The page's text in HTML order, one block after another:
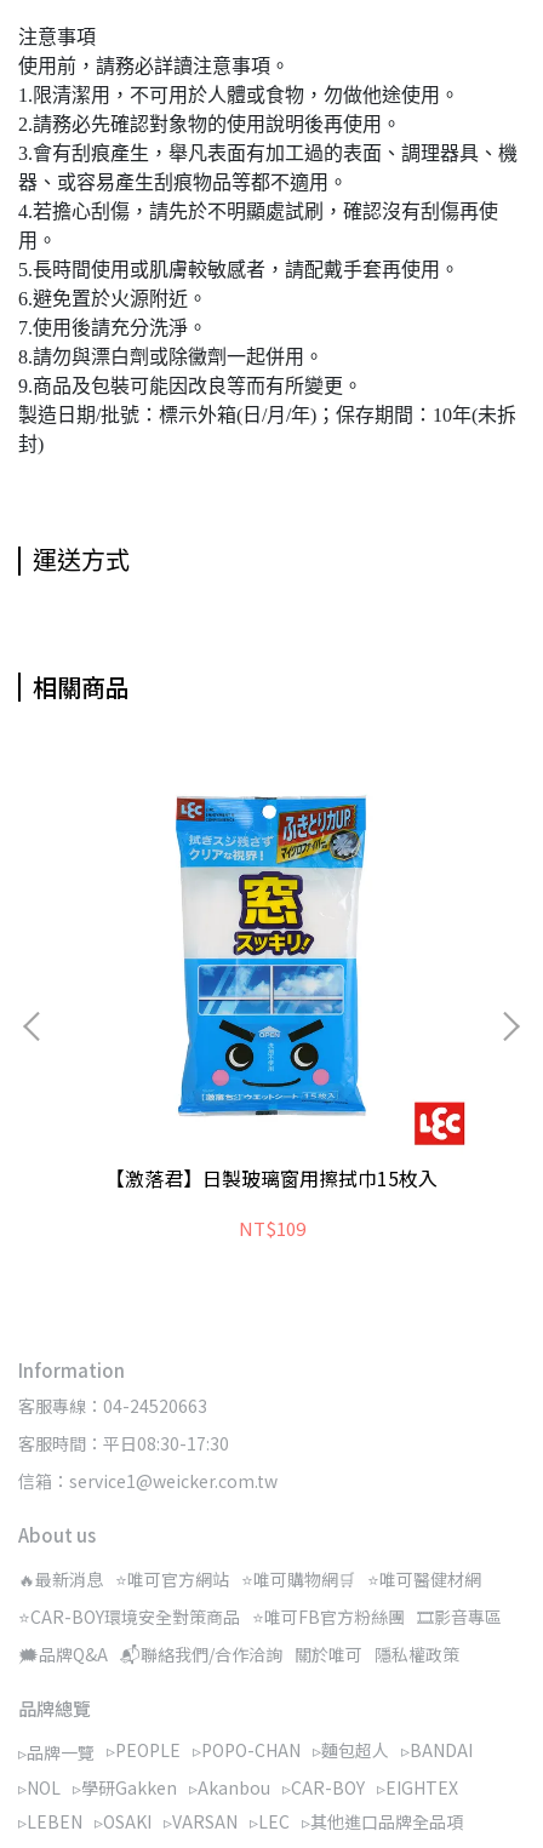
注意事項
使用前，請務必詳讀注意事項。
1.限清潔用，不可用於人體或食物，勿做他途使用。
2.請務必先確認對象物的使用說明後再使用。
3.會有刮痕產生，舉凡表面有加工過的表面、調理器具、機
器、或容易產生刮痕物品等都不適用。
4.若擔心刮傷，請先於不明顯處試刷，確認沒有刮傷再使
用。
5.長時間使用或肌膚較敏感者，請配戴手套再使用。
6.避免置於火源附近。
7.使用後請充分洗淨。
8.請勿與漂白劑或除黴劑一起併用。
9.商品及包裝可能因改良等而有所變更。
製造日期/批號：標示外箱(日/月/年)；保存期間：10年(未拆
封)
運送方式
相關商品
【激落君】日製玻璃窗用擦拭巾15枚入
NT$109
Information
客服專線：04-24520663
客服時間：平日08:30-17:30
信箱：service1@weicker.com.tw
About us
🔥最新消息 ⭐唯可官方網站 ⭐唯可購物網🛒 ⭐唯可醫健材網
⭐CAR-BOY環境安全對策商品 ⭐唯可FB官方粉絲團 🎞️影音專區
🗯️品牌Q&A 📬聯絡我們/合作洽詢 關於唯可 隱私權政策
品牌總覽
▹品牌一覽 ▹PEOPLE ▹POPO-CHAN ▹麵包超人 ▹BANDAI
▹NOL ▹學研Gakken ▹Akanbou ▹CAR-BOY ▹EIGHTEX
▹LEBEN ▹OSAKI ▹VARSAN ▹LEC ▹其他進口品牌全品項